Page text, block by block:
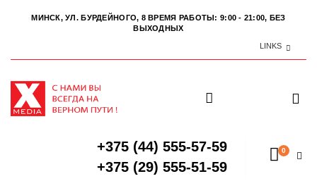
МИНСК, УЛ. БУРДЕЙНОГО, 8 ВРЕМЯ РАБОТЫ: 9:00 - 21:00, БЕЗ
ВЫХОДНЫХ
LINKS
+375 (44) 555-57-59
+375 (29) 555-51-59
0